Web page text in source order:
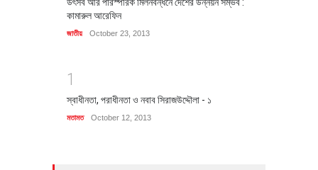
উৎসব আর পারস্পরিক মিলনবন্ধনে দেশের উন্নয়ন সম্ভব :
কামারুল আরেফিন
জাতীয় October 23, 2013
1
স্বাধীনতা, পরাধীনতা ও নবাব সিরাজউদ্দৌলা - ১
মতামত October 12, 2013